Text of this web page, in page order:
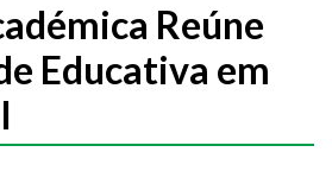
Reúne
Educativa em